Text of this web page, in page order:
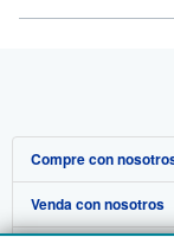
Compre con
Búsqueda avanzada
Venda con nosotros